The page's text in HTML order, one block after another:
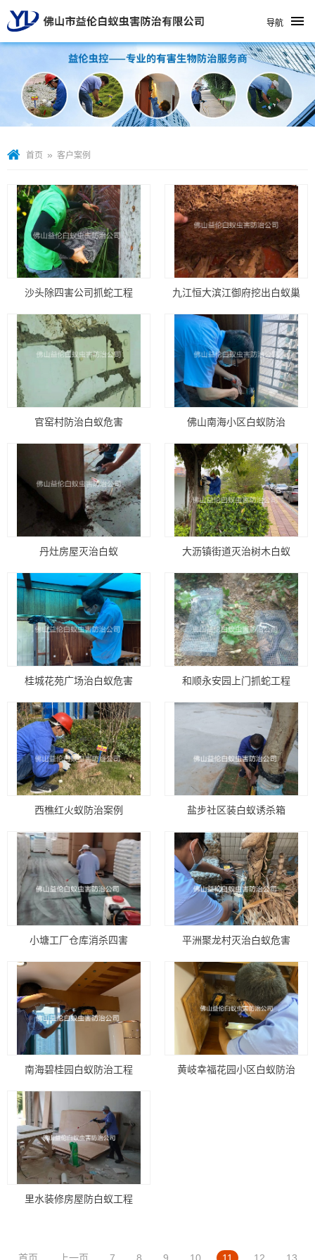
导航
首页 » 客户案例
沙头除四害公司抓蛇工程 九江恒大滨江御府挖出白蚁巢
官窑村防治白蚁危害 佛山南海小区白蚁防治
丹灶房屋灭治白蚁 大沥镇街道灭治树木白蚁
桂城花苑广场治白蚁危害 和顺永安园上门抓蛇工程
西樵红火蚁防治案例 盐步社区装白蚁诱杀箱
小塘工厂仓库消杀四害 平洲聚龙村灭治白蚁危害
南海碧桂园白蚁防治工程 黄岐幸福花园小区白蚁防治
里水装修房屋防白蚁工程
首页 上一页 7 8 9 10 11 12 13